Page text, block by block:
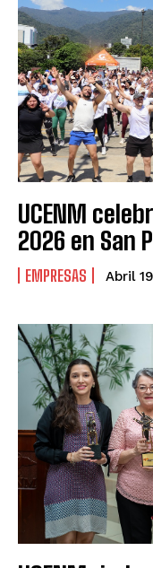
UCENM
2026 en San
EMPRESAS Abril